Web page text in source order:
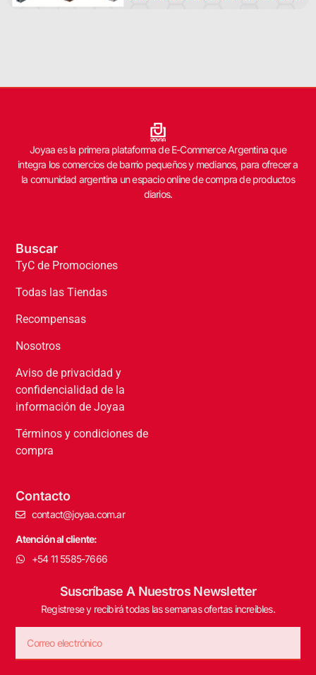
Joyaa es la primera plataforma de E-Commerce Argentina que
integra los comercios de barrio pequeños y medianos, para ofrecer a
la comunidad argentina un espacio online de compra de productos
diarios.
Buscar
TyC de Promociones
Todas las Tiendas
Recompensas
Nosotros
Aviso de privacidad y
confidencialidad de la
información de Joyaa
Términos y condiciones de
compra
Contacto
contact@joyaa.com.ar
Atención al cliente:
+54 11 5585-7666
Suscríbase A Nuestros Newsletter
Registrese y recibirá todas las semanas ofertas increibles.